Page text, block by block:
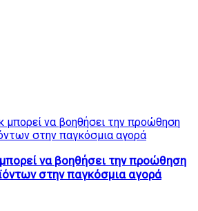
να βοηθήσει την προώθηση
στην παγκόσμια αγορά